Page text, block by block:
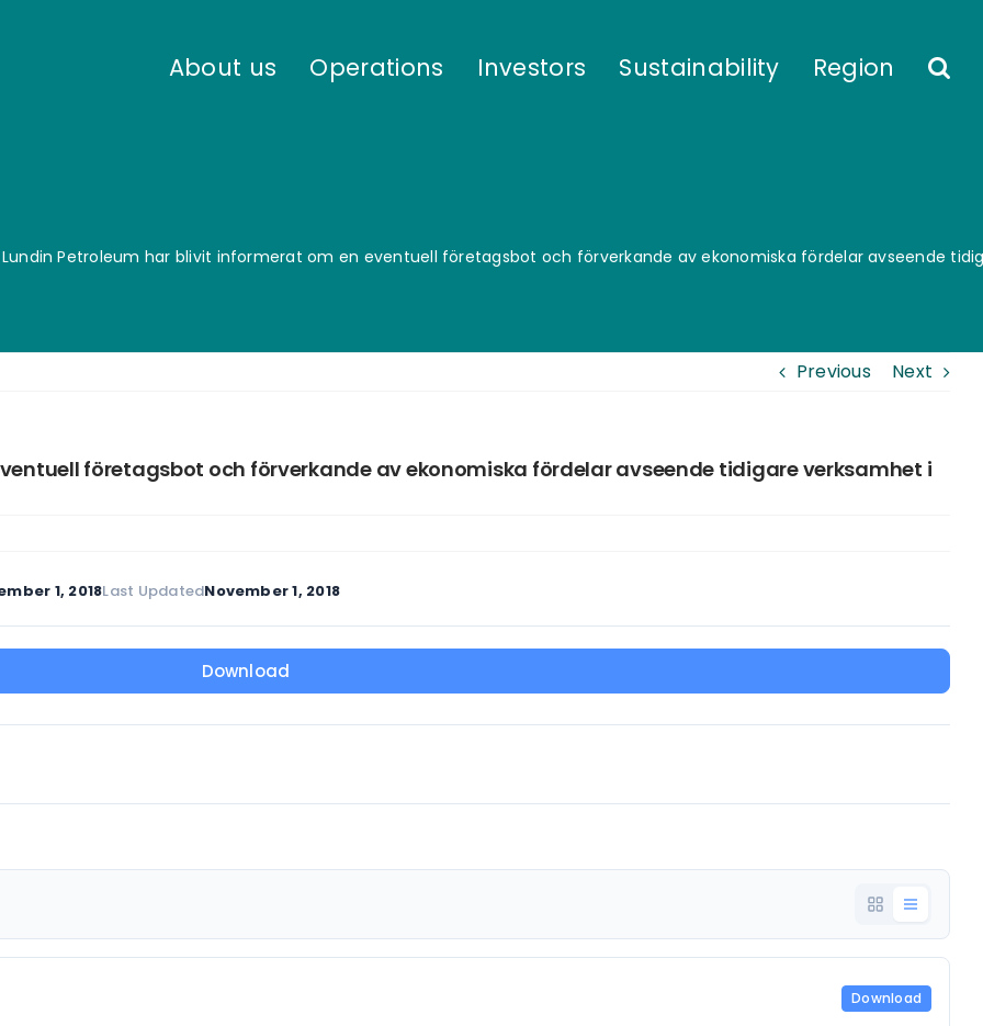
About us Operations Investors Sustainability Region
Lundin Petroleum har blivit informerat om en eventuell företagsbot och förverkande av ekonomiska fördelar avseende
Previous Next
företagsbot och förverkande av ekonomiska fördelar avseende tidigare verksamhet i
1, 2018Last UpdatedNovember 1, 2018
Download
Download